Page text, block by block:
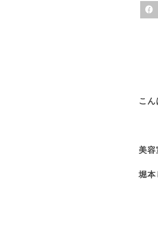
こん
美容
堀本